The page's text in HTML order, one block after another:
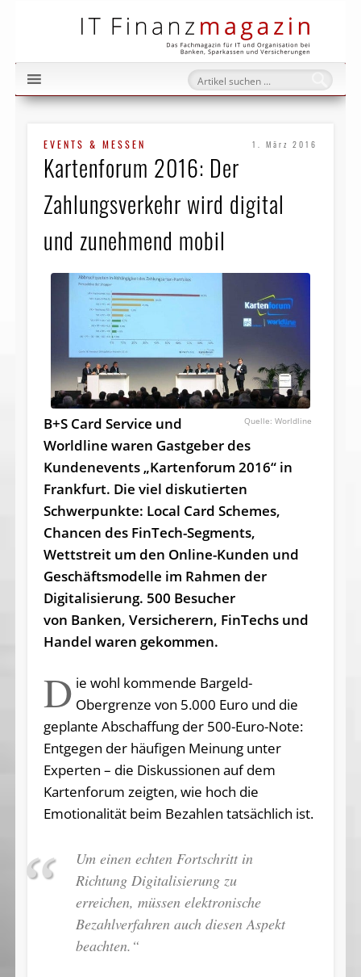
EVENTS & MESSEN 1. März 2016
Kartenforum 2016: Der
Zahlungsverkehr wird digital
und zunehmend mobil
Worldline
B+S Card Service und
Worldline waren Gastgeber des
Kundenevents „Kartenforum 2016“ in
Frankfurt. Die viel diskutierten
Schwerpunkte: Local Card Schemes,
Chancen des FinTech-Segments,
Wettstreit um den Online-Kunden und
Geschäftsmodelle im Rahmen der
Digitalisierung. 500 Besucher
von Banken, Versicherern, FinTechs und
Handel waren gekommen.
D ie wohl kommende Bargeld-
Obergrenze von 5.000 Euro und die
geplante Abschaffung der 500-Euro-Note:
Entgegen der häufigen Meinung unter
Experten – die Diskussionen auf dem
Kartenforum zeigten, wie hoch die
Emotionalität beim Bezahlen tatsächlich ist.
Um einen echten Fortschritt in
Richtung Digitalisierung zu
erreichen, müssen elektronische
Bezahlverfahren auch diesen Aspekt
beachten.“